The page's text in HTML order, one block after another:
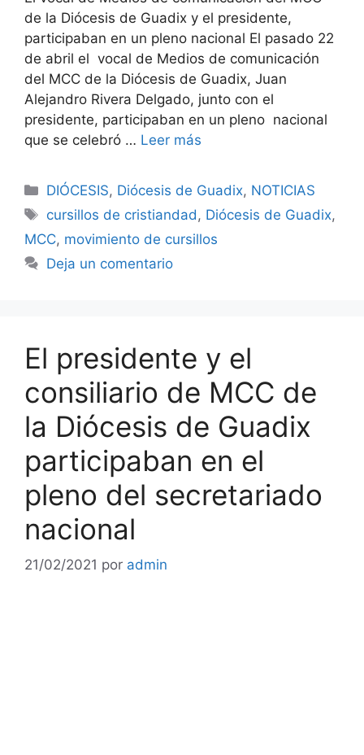
de la Diócesis de Guadix y el presidente,
participaban en un pleno nacional El pasado 22
de abril el vocal de Medios de comunicación
del MCC de la Diócesis de Guadix, Juan
Alejandro Rivera Delgado, junto con el
presidente, participaban en un pleno nacional
que se celebró … Leer más
Categorías
DIÓCESIS, Diócesis de Guadix, NOTICIAS
Etiquetas
cursillos de cristiandad , Diócesis de Guadix,
MCC, movimiento de cursillos
Deja un comentario
El presidente y el
consiliario de MCC de
la Diócesis de Guadix
participaban en el
pleno del secretariado
nacional
21/02/2021 por admin